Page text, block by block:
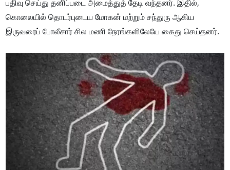
பதிவு செய்து தனிப்படை அமைத்துத் தேடி வந்தனர். இதில்,
கொலையில் தொடர்புடைய மோகன் மற்றும் சந்துரு ஆகிய
இருவரைப் போலீசார் சில மணி நேரங்களிலேயே கைது செய்தனர்.